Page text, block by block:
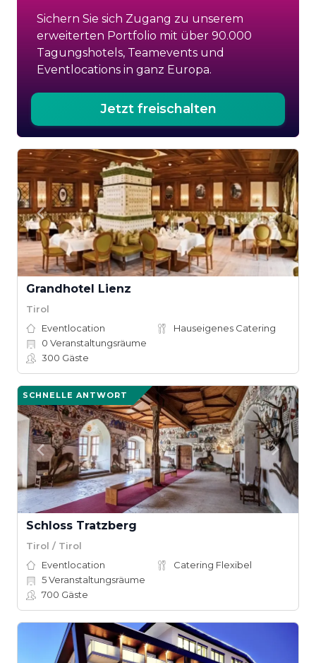
Sichern Sie sich Zugang zu unserem
erweiterten Portfolio mit über 90.000
Tagungshotels, Teamevents und
Eventlocations in ganz Europa.
Jetzt freischalten
Grandhotel Lienz
Tirol
Eventlocation
Hauseigenes Catering
0 Veranstaltungsräume
300 Gäste
SCHNELLE ANTWORT
Schloss Tratzberg
Tirol / Tirol
Eventlocation
Catering Flexibel
5Veranstaltungsräume
700 Gäste